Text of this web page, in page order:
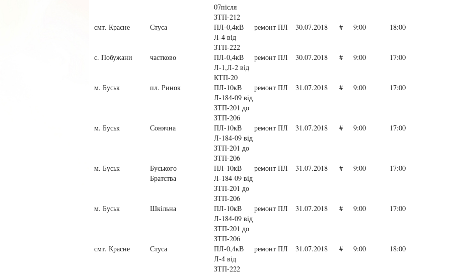
07після
ЗТП-212
смт. Красне Стуса
ПЛ-0,4кВ
Л-4 від
ЗТП-222
ремонт ПЛ 30.07.2018 # 9:00 18:00
с. Побужани частково
ПЛ-0,4кВ
Л-1,Л-2 від
КТП-20
ремонт ПЛ 30.07.2018 # 9:00 17:00
м. Буськ пл. Ринок
ПЛ-10кВ
Л-184-09 від
ЗТП-201 до
ЗТП-206
ремонт ПЛ 31.07.2018 # 9:00 17:00
м. Буськ Сонячна
ПЛ-10кВ
Л-184-09 від
ЗТП-201 до
ЗТП-206
ремонт ПЛ 31.07.2018 # 9:00 17:00
м. Буськ
Буського
Братства
ПЛ-10кВ
Л-184-09 від
ЗТП-201 до
ЗТП-206
ремонт ПЛ 31.07.2018 # 9:00 17:00
м. Буськ Шкільна
ПЛ-10кВ
Л-184-09 від
ЗТП-201 до
ЗТП-206
ремонт ПЛ 31.07.2018 # 9:00 17:00
смт. Красне Стуса
ПЛ-0,4кВ
Л-4 від
ЗТП-222
ремонт ПЛ 31.07.2018 # 9:00 18:00